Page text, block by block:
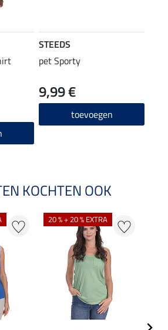
STEEDS
pet Sporty
9,99 €
toevoegen
KOCHTEN OOK
20 % + 20 % EXTRA